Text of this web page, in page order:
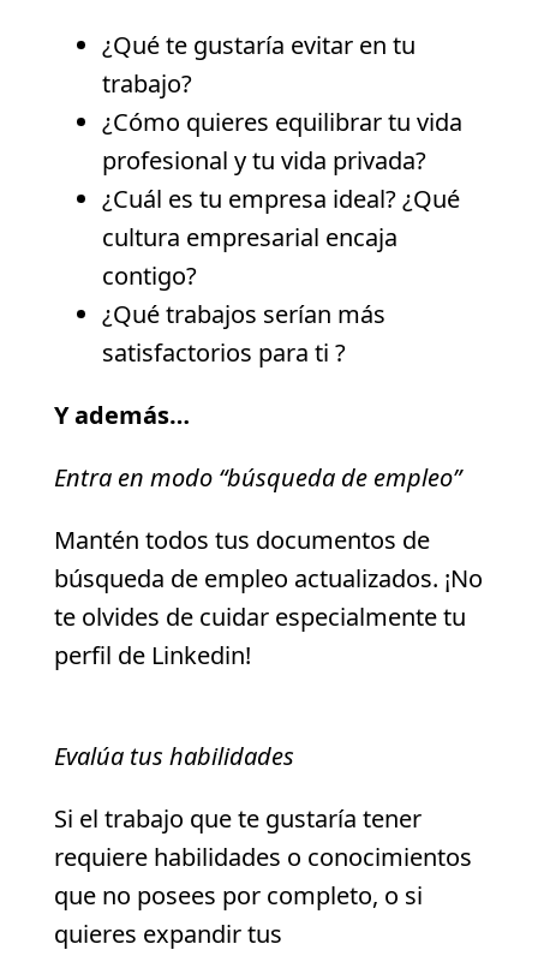
¿Qué te gustaría evitar en tu
trabajo?
¿Cómo quieres equilibrar tu vida
profesional y tu vida privada?
¿Cuál es tu empresa ideal? ¿Qué
cultura empresarial encaja
contigo?
¿Qué trabajos serían más
satisfactorios para ti ?
Y además…
Entra en modo “búsqueda de empleo”
Mantén todos tus documentos de
búsqueda de empleo actualizados. ¡No
te olvides de cuidar especialmente tu
perfil de Linkedin!
Evalúa tus habilidades
Si el trabajo que te gustaría tener
requiere habilidades o conocimientos
que no posees por completo, o si
quieres expandir tus